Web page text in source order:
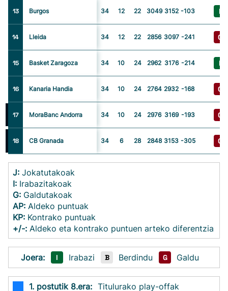
13 Burgos 34 12 22 3049 3152 -103 I
14 Lleida 34 12 22 2856 3097 -241 G
15 Basket Zaragoza 34 10 24 2962 3176 -214 I
16 Kanaria Handia 34 10 24 2764 2932 -168 G
17 MoraBanc Andorra 34 10 24 2976 3169 -193 G
18 CB Granada 34 6 28 2848 3153 -305 G
J: Jokatutakoak
I: Irabazitakoak
G: Galdutakoak
AP: Aldeko puntuak
KP: Kontrako puntuak
+/-: Aldeko eta kontrako puntuen arteko diferentzia
Joera: I Irabazi B Berdindu G Galdu
1. postutik 8.era: Titulurako play-offak